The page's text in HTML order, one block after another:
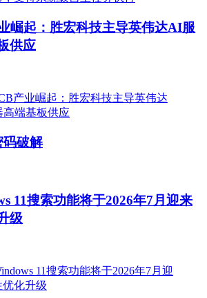
崛起：胜宏科技主导英伟达AI服
供应
码破解
11搜索功能将于2026年7月迎来
级